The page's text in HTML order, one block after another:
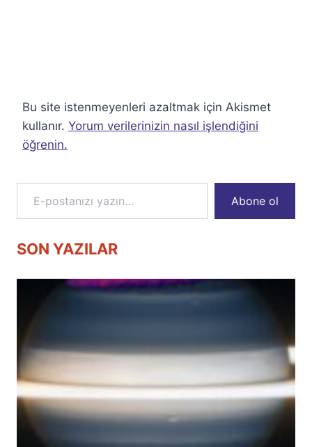
Bu site istenmeyenleri azaltmak için Akismet
kullanır. Yorum verilerinizin nasıl işlendiğini
öğrenin.
E-postanızı yazın…
Abone ol
SON YAZILAR